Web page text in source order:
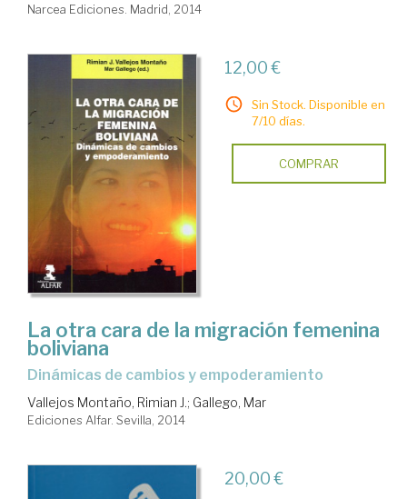
Narcea Ediciones. Madrid, 2014
12,00 €
Sin Stock. Disponible en
7/10 días.
COMPRAR
La otra cara de la migración femenina
boliviana
dinámicas de cambios y empoderamiento
Vallejos Montaño, Rimian J.; Gallego, Mar
Ediciones Alfar. Sevilla, 2014
20,00 €